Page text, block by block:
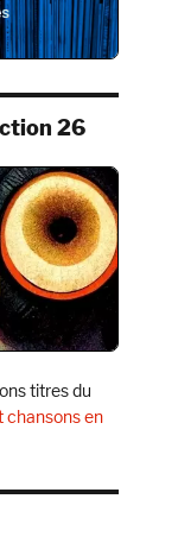
26
titres du
chansons en